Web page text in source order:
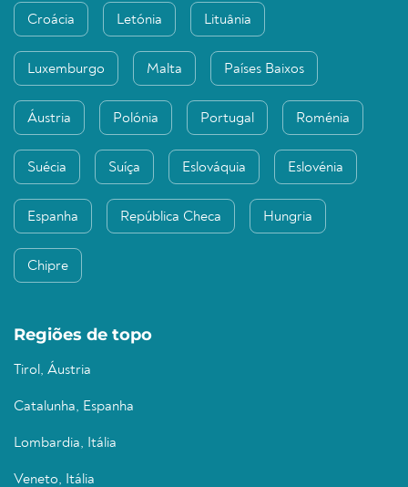
Croácia Letónia Lituânia
Luxemburgo Malta Países Baixos
Áustria Polónia Portugal Roménia
Suécia Suíça Eslováquia Eslovénia
Espanha República Checa Hungria
Chipre
Regiões de topo
Tirol, Áustria
Catalunha, Espanha
Lombardia, Itália
Veneto, Itália